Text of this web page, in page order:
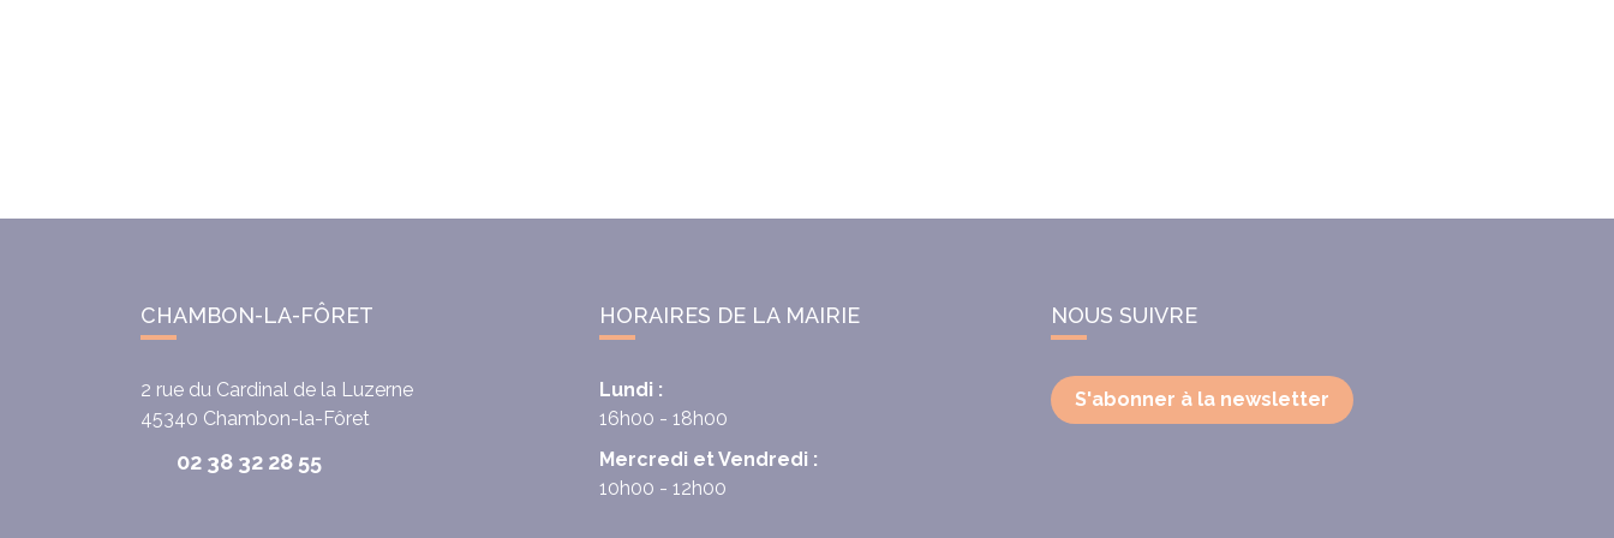
CHAMBON-LA-FÔRET
2 rue du Cardinal de la Luzerne
45340 Chambon-la-Fôret
02 38 32 28 55
HORAIRES DE LA MAIRIE
Lundi :
16h00 - 18h00
Mercredi et Vendredi :
10h00 - 12h00
NOUS SUIVRE
S'abonner à la newsletter